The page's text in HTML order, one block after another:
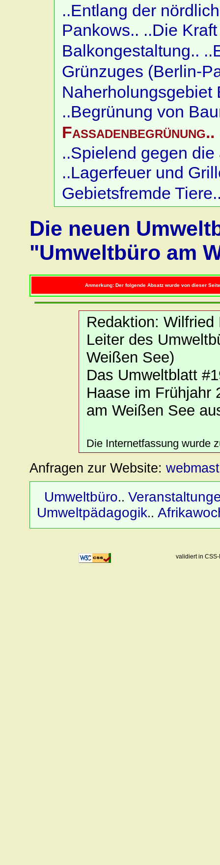
..Entlang der
Pankows.. ..Die
Balkongestaltung..
Grünzuges (Berlin-
Naherholungsgebiet
..Begrünung von
Fassadenbegrünung..
..Spielend gegen
..Lagerfeuer und
Gebietsfremde
Die neuen
"Umweltbüro am
Anmerkung: Der folgende Absatz wurde von dieser
Redaktion:
Leiter des
Weißen See)
Das Umweltblatt
Haase im Frühjahr
am Weißen See
Die Internetfassung wurde
Anfragen zur Website:
Umweltbüro..
Umweltpädagogik..
validiert in